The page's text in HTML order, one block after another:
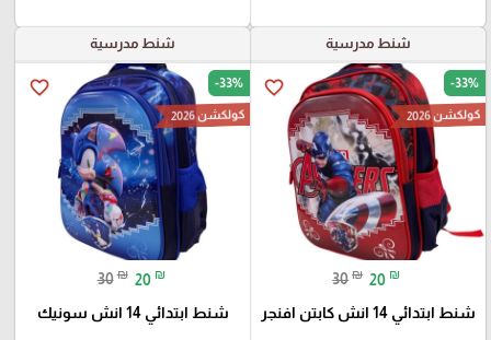
شنط مدرسية
favorite_border -33%
كولكشن 2026
30 ₪ 20 ₪
شنط ابتدائي 14 انش كابتن افنجر
شنط مدرسية
favorite_border -33%
كولكشن 2026
30 ₪ 20 ₪
شنط ابتدائي 14 انش سونيك